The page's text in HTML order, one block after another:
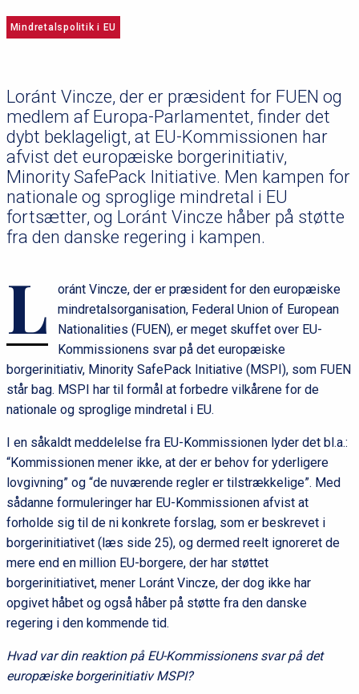
Mindretalspolitik i EU
Loránt Vincze, der er præsident for FUEN og
medlem af Europa-Parlamentet, finder det
dybt beklageligt, at EU-Kommissionen har
afvist det europæiske borgerinitiativ,
Minority SafePack Initiative. Men kampen for
nationale og sproglige mindretal i EU
fortsætter, og Loránt Vincze håber på støtte
fra den danske regering i kampen.
L
oránt Vincze, der er præsident for den europæiske
mindretalsorganisation, Federal Union of European
Nationalities (FUEN), er meget skuffet over EU-
Kommissionens svar på det europæiske
borgerinitiativ, Minority SafePack Initiative (MSPI), som FUEN
står bag. MSPI har til formål at forbedre vilkårene for de
nationale og sproglige mindretal i EU.
I en såkaldt meddelelse fra EU-Kommissionen lyder det bl.a.:
“Kommissionen mener ikke, at der er behov for yderligere
lovgivning” og “de nuværende regler er tilstrækkelige”. Med
sådanne formuleringer har EU-Kommissionen afvist at
forholde sig til de ni konkrete forslag, som er beskrevet i
borgerinitiativet (læs side 25), og dermed reelt ignoreret de
mere end en million EU-borgere, der har støttet
borgerinitiativet, mener Loránt Vincze, der dog ikke har
opgivet håbet og også håber på støtte fra den danske
regering i den kommende tid.
Hvad var din reaktion på EU-Kommissionens svar på det
europæiske borgerinitiativ MSPI?